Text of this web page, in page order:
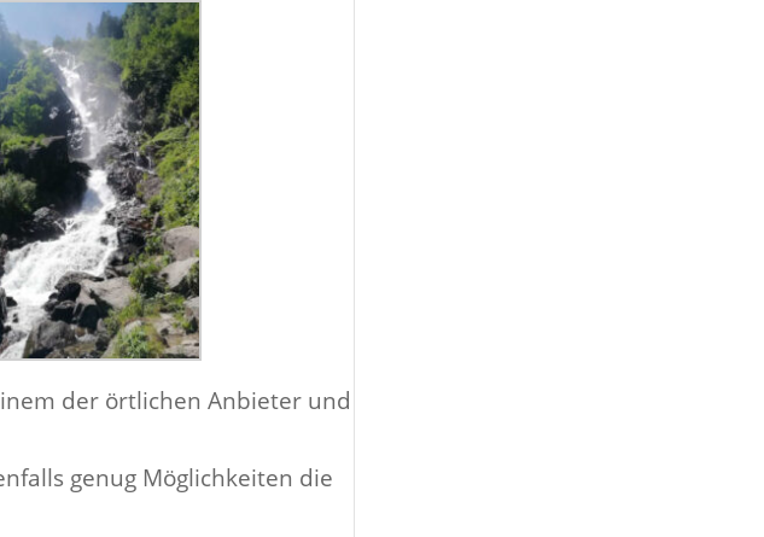
der örtlichen Anbi­eter und
genug Möglichkeit­en die